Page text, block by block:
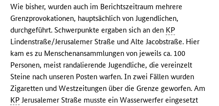
Wie bisher, wurden auch im Berichtszeitraum mehrere
Grenzprovokationen, hauptsächlich von Jugendlichen,
durchgeführt. Schwerpunkte ergaben sich an den KP
Lindenstraße/Jerusalemer Straße und Alte Jacobstraße. Hier
kam es zu Menschenansammlungen von jeweils ca. 100
Personen, meist randalierende Jugendliche, die vereinzelt
Steine nach unseren Posten warfen. In zwei Fällen wurden
Zigaretten und Westzeitungen über die Grenze geworfen. Am
KP Jerusalemer Straße musste ein Wasserwerfer eingesetzt